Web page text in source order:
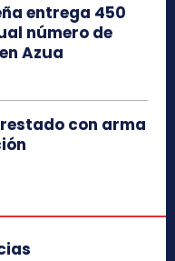
entrega 450
número de
Azua
con arma